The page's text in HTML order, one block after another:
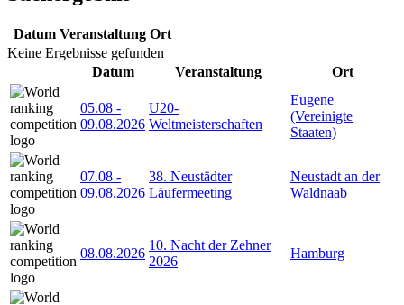
Datum Veranstaltung Ort
Keine Ergebnisse gefunden
Datum
Veranstaltung Ort
05.08 -
09.08.2026
U20-
Weltmeisterschaften
Eugene
(Vereinigte
Staaten)
07.08 -
09.08.2026
38. Neustädter
Läufermeeting
Neustadt an der
Waldnaab
08.08.2026
10. Nacht der Zehner
2026
Hamburg